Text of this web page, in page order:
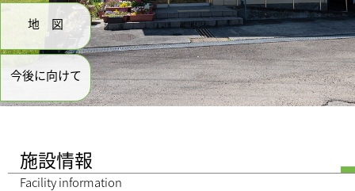
地図
今後に向けて
施設情報
Facility information